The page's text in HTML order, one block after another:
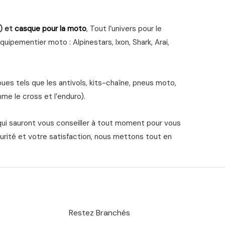
et casque pour la moto, Tout l’univers pour le
moto : Alpinestars, Ixon, Shark, Arai,
tels que les antivols, kits-chaîne, pneus moto,
le cross et l’enduro).
sauront vous conseiller à tout moment pour vous
et votre satisfaction, nous mettons tout en
Restez Branchés